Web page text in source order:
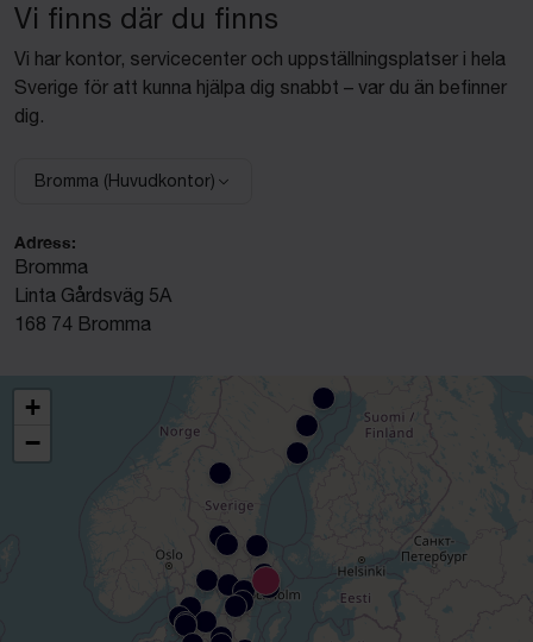
Vi finns där du finns
Vi har kontor, servicecenter och uppställningsplatser i hela
Sverige för att kunna hjälpa dig snabbt – var du än befinner
dig.
Välj anläggning:
Bromma (Huvudkontor)
Adress:
Bromma
Linta Gårdsväg 5A
168 74 Bromma
+
−